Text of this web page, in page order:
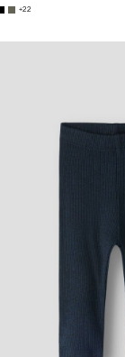
+22